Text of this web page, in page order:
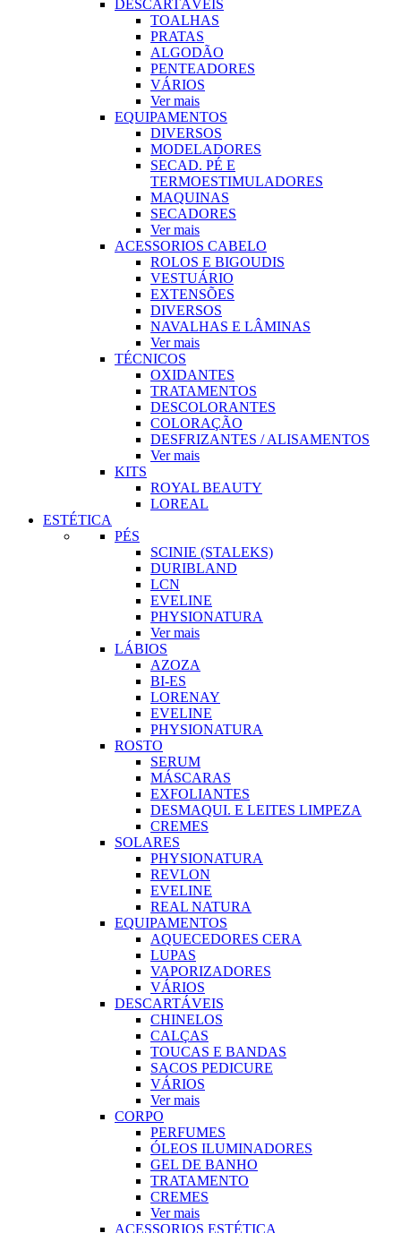
DESCARTÁVEIS
TOALHAS
PRATAS
ALGODÃO
PENTEADORES
VÁRIOS
Ver mais
EQUIPAMENTOS
DIVERSOS
MODELADORES
SECAD. PÉ E
TERMOESTIMULADORES
MAQUINAS
SECADORES
Ver mais
ACESSORIOS CABELO
ROLOS E BIGOUDIS
VESTUÁRIO
EXTENSÕES
DIVERSOS
NAVALHAS E LÂMINAS
Ver mais
TÉCNICOS
OXIDANTES
TRATAMENTOS
DESCOLORANTES
COLORAÇÃO
DESFRIZANTES / ALISAMENTOS
Ver mais
KITS
ROYAL BEAUTY
LOREAL
ESTÉTICA
PÉS
SCINIE (STALEKS)
DURIBLAND
LCN
EVELINE
PHYSIONATURA
Ver mais
LÁBIOS
AZOZA
BI-ES
LORENAY
EVELINE
PHYSIONATURA
ROSTO
SERUM
MÁSCARAS
EXFOLIANTES
DESMAQUI. E LEITES LIMPEZA
CREMES
SOLARES
PHYSIONATURA
REVLON
EVELINE
REAL NATURA
EQUIPAMENTOS
AQUECEDORES CERA
LUPAS
VAPORIZADORES
VÁRIOS
DESCARTÁVEIS
CHINELOS
CALÇAS
TOUCAS E BANDAS
SACOS PEDICURE
VÁRIOS
Ver mais
CORPO
PERFUMES
ÓLEOS ILUMINADORES
GEL DE BANHO
TRATAMENTO
CREMES
Ver mais
ACESSORIOS ESTÉTICA